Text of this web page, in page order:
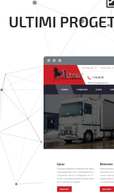
ULTIMI